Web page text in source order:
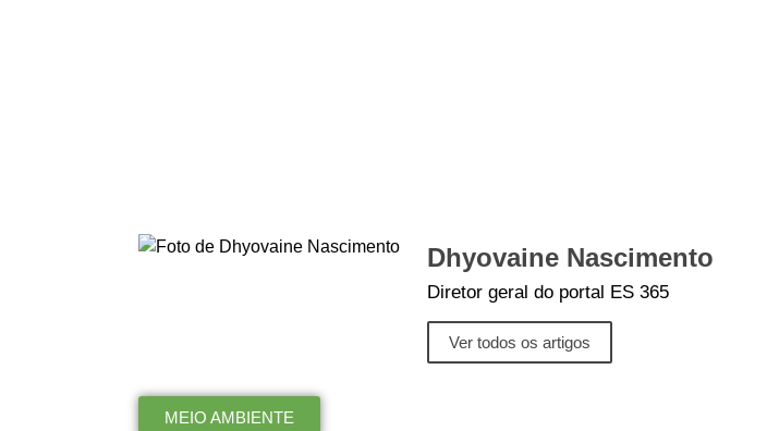
Dhyovaine Nascimento
Diretor geral do portal ES 365
Ver todos os artigos
MEIO AMBIENTE